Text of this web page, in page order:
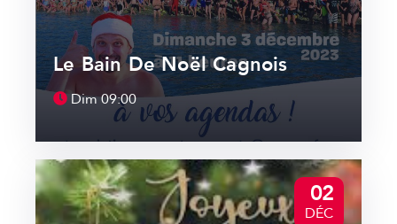
Le Bain De Noël Cagnois
Dim09:00
02
DÉC